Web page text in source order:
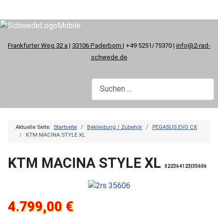
Frankfurter Weg 32 a | 33106 Paderborn | +49 5251/75370 | info@2-rad-
schwede.de
Aktuelle Seite: Startseite Bekleidung / Zubehör
PEGASUS EVO CX
KTM MACINA STYLE XL
KTM MACINA STYLE XL 022364123|35606
4.799,00 €